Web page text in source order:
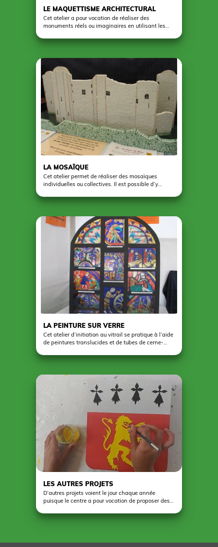
LE MAQUETTISME ARCHITECTURAL
Cet atelier a pour vocation de réaliser des
monuments réels ou imaginaires en utilisant les
utilisation ( base du dessin industriel ), permet à
l’enfant de confectionner les pièces de sa
réalisation en apprenant à utiliser le matériel de
géométrie et de découpe. Après avoir assemblé les
différents éléments, le travail est mis en valeur par
une décoration qui est personnelle à chacun.
LA MOSAÏQUE
Cet atelier permet de réaliser des mosaïques
individuelles ou collectives. Il est possible d’y
motif, il faut découper les morceaux de pâte de
verre. Ils sont ensuite collés un à un en appliquant
scrupuleusement une technique bien définie ou par
le biais d’une pose anarchique et moins structurée.
Enfin, a pose d’un joint de finition met le travail en
valeur en atténuant les irrégularités. Ce travail peut
être fait autour d'un miroir ou sur d'autres supports
que le bois. On peut travailler les notions de relief
en plusieurs dimensions ( 2D, 3D).
LA PEINTURE SUR VERRE
Cet atelier d’initiation au vitrail se pratique à l’aide
de peintures translucides et de tubes de cerne-
matériaux adaptés aux enfants, les jeunes
reproduisent des vitraux représentant des scènes
religieuses, des motifs géométriques ou
humoristiques. Cet atelier les initie essentiellement
à la lecture d’un vitrail et offre la possibilité de
découvrir les étapes de la fabrication traditionnelle
d’une baie. On peut créer tout ou partie de son
motif et comme pour la mosaïque, travailler en
relief en superposant les plaques de verre.
LES AUTRES PROJETS
D’autres projets voient le jour chaque année
puisque le centre a pour vocation de proposer des